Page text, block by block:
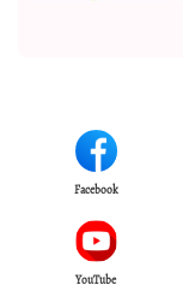
Facebook
YouTube